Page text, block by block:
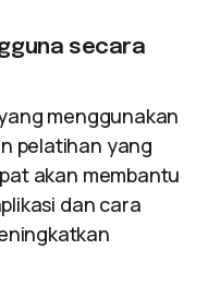
secara
menggunakan
pelatihan yang
akan membantu
dan cara